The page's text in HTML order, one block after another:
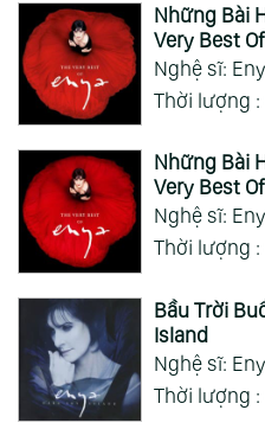
Những Bài
Very Best
Nghệ sĩ:
Thời lượng :
Những Bài
Very Best
Nghệ sĩ:
Thời lượng :
Bầu Trời
Island
Nghệ sĩ:
Thời lượng